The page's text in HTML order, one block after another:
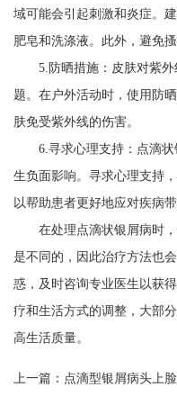
域可能会引起刺激和炎症。
肥皂和洗涤液。此外，避免
5.防晒措施：皮肤对紫外
题。在户外活动时，使用防
肤免受紫外线的伤害。
6.寻求心理支持：点滴状
生负面影响。寻求心理支持
以帮助患者更好地应对疾病带
在处理点滴状银屑病时，
是不同的，因此治疗方法也
惑，及时咨询专业医生以获
疗和生活方式的调整，大部
高生活质量。
上一篇：